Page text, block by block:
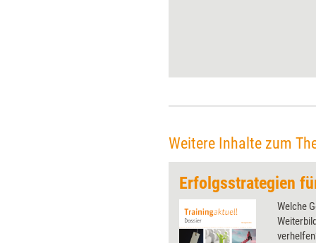
Weitere Inhalte zum
Welche